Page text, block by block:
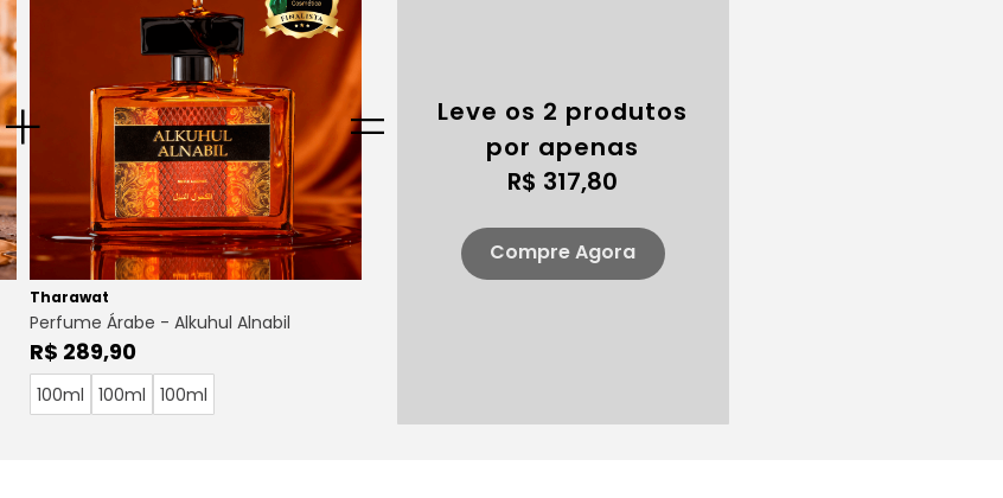
+
Tharawat
Perfume Árabe - Alkuhul Alnabil
R$ 289,90
100ml 100ml 100ml
=
Leve os 2 produtos
por apenas
R$ 317,80
Compre Agora